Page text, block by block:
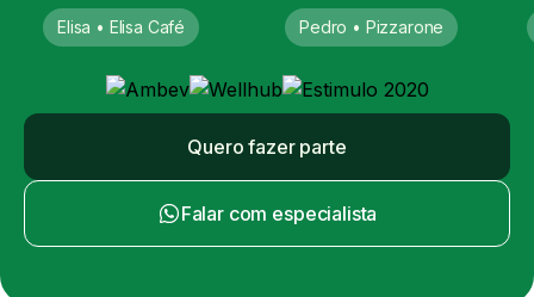
Elisa • Elisa Café
Pedro • Pizzarone
Quero fazer parte
Falar com especialista